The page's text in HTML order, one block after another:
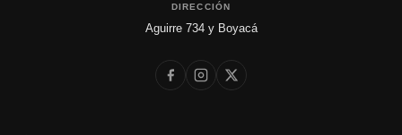
DIRECCIÓN
Aguirre 734 y Boyacá